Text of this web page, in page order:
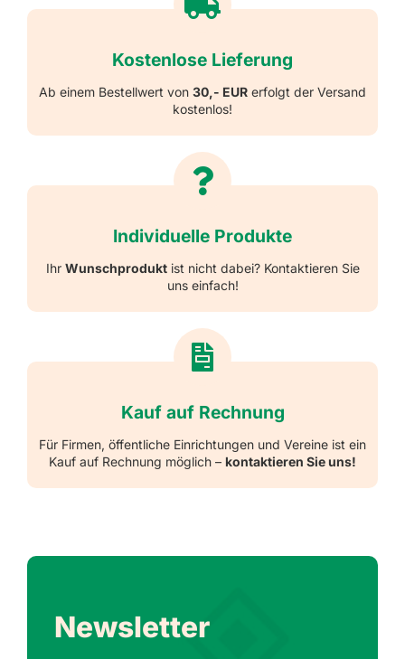
Kostenlose Lieferung
Ab einem Bestellwert von 30,- EUR erfolgt der Versand
kostenlos!
Individuelle Produkte
Ihr Wunschproduktist nicht dabei? Kontaktieren Sie
uns einfach!
Kauf auf Rechnung
Für Firmen, öffentliche Einrichtungen und Vereine ist ein
Kauf auf Rechnung möglich – kontaktieren Sie uns!
Newsletter